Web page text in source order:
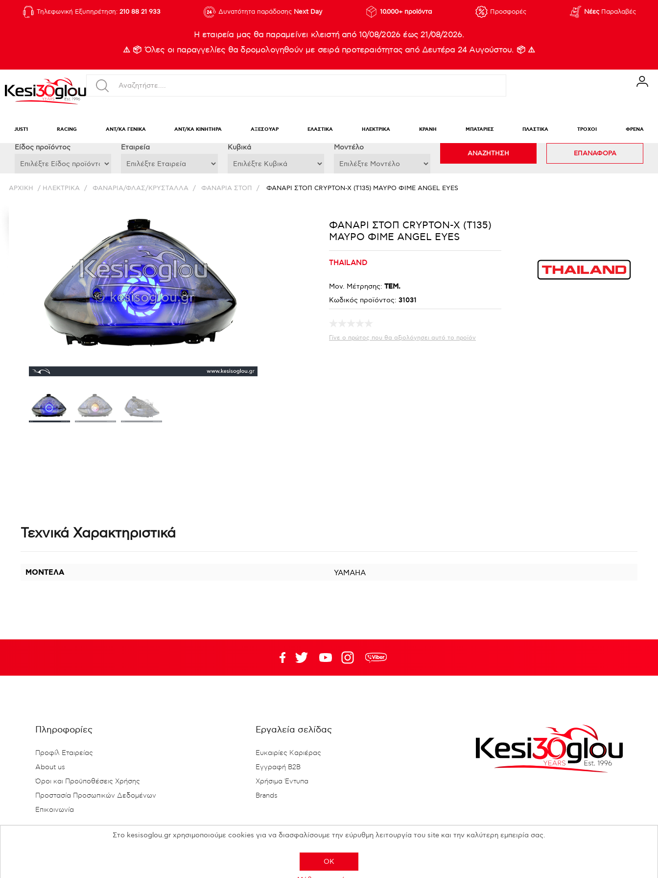
Τηλεφωνική Εξυπηρέτηση: 210 88 21 933 Δυνατότητα παράδοσης Next Day 10.000+ προϊόντα Προσφορές ΝέεςΠαραλαβές
Η εταιρεία μας θα παραμείνει κλειστή από 10/08/2026 έως 21/08/2026.
⚠️ 📦 Όλες οι παραγγελίες θα δρομολογηθούν με σειρά προτεραιότητας από Δευτέρα 24 Αυγούστου. 📦 ⚠️
JUST1 RACING ΑΝΤ/ΚΑ ΓΕΝΙΚΑ ΑΝΤ/ΚΑ ΚΙΝΗΤΗΡΑ ΑΞΕΣΟΥΑΡ ΕΛΑΣΤΙΚΑ ΗΛΕΚΤΡΙΚΑ ΚΡΑΝΗ ΜΠΑΤΑΡΙΕΣ ΠΛΑΣΤΙΚΑ ΤΡΟΧΟΙ ΦΡΕΝΑ
Eίδος προϊόντος Εταιρεία Κυβικά Μοντέλο
ΑΝΑΖΗΤΗΣΗ ΕΠΑΝΑΦΟΡΑ
ΑΡΧΙΚΉ / ΗΛΕΚΤΡΙΚΑ / ΦΑΝΑΡΙΑ/ΦΛΑΣ/ΚΡΥΣΤΑΛΛΑ / ΦΑΝΑΡΙΑ ΣΤΟΠ / ΦΑΝΑΡΙ ΣΤΟΠ CRYPTON-X (T135) ΜΑΥΡΟ ΦΙΜΕ ANGEL EYES
ΦΑΝΑΡΙ ΣΤΟΠ CRYPTON-X (T135)
ΜΑΥΡΟ ΦΙΜΕ ANGEL EYES
THAILAND
Μον. Μέτρησης: ΤΕΜ.
Κωδικός προϊόντος: 31031
Γίνε ο πρώτος που θα αξιολόγησει αυτό το προϊόν
Τεχνικά Χαρακτηριστικά
ΜΟΝΤΕΛΑ YAMAHA
Πληροφορίες
Προφίλ Εταιρείας
About us
Όροι και Προϋποθέσεις Χρήσης
Προστασία Προσωπικών Δεδομένων
Επικοινωνία
Εργαλεία σελίδας
Ευκαιρίες Καριέρας
Εγγραφή B2B
Χρήσιμα Έντυπα
Brands
Copyright © 2026 N. KESISOGLOU S.A. - All rights reserved
Στο kesisoglou.gr χρησιμοποιούμε cookies για να διασφαλίσουμε την εύρυθμη λειτουργία του site και την καλύτερη εμπειρία σας.
OK